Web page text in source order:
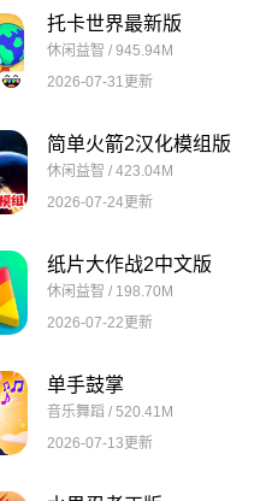
托卡世界最新版
休闲益智 / 945.94M
2026-07-31更新
简单火箭2汉化模组版
休闲益智 / 423.04M
2026-07-24更新
纸片大作战2中文版
休闲益智 / 198.70M
2026-07-22更新
单手鼓掌
音乐舞蹈 / 520.41M
2026-07-13更新